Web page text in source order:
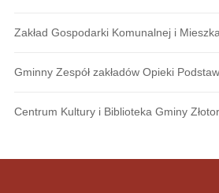
Zakład Gospodarki Komunalnej i
Gminny Zespół zakładów Opieki
Centrum Kultury i Biblioteka Gminy